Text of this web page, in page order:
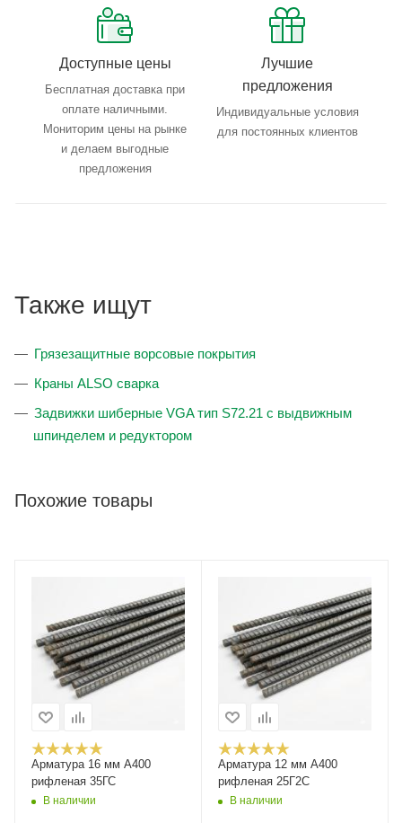
Доступные цены
Бесплатная доставка при
оплате наличными.
Мониторим цены на рынке
и делаем выгодные
предложения
Лучшие
предложения
Индивидуальные условия
для постоянных клиентов
Также ищут
Грязезащитные ворсовые покрытия
Краны ALSO сварка
Задвижки шиберные VGA тип S72.21 с выдвижным
шпинделем и редуктором
Похожие товары
Арматура 16 мм А400
рифленая 35ГС
В наличии
Арматура 12 мм А400
рифленая 25Г2С
В наличии